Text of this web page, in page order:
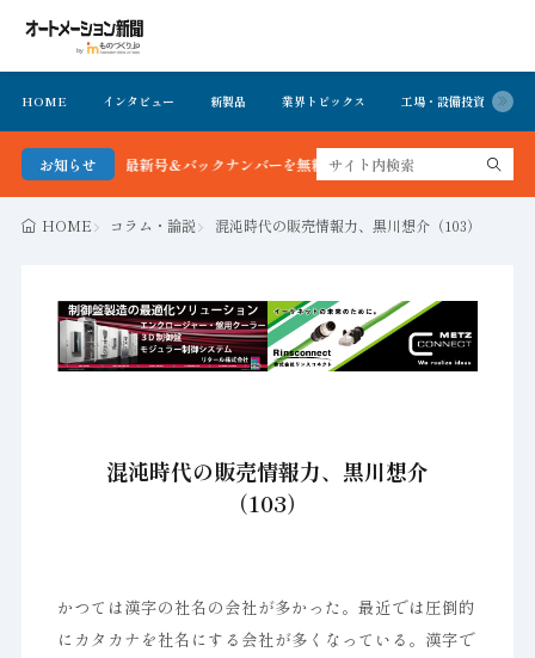
HOME インタビュー 新製品 業界トピックス 工場・設備投資
お知らせ
ン新聞 最新号＆バックナンバーを無料で公開中 詳細はこちら
HOME コラム・論説 混沌時代の販売情報力、黒川想介（103）
混沌時代の販売情報力、黒川想介
（103）
かつては漢字の社名の会社が多かった。最近では圧倒的
にカタカナを社名にする会社が多くなっている。漢字で